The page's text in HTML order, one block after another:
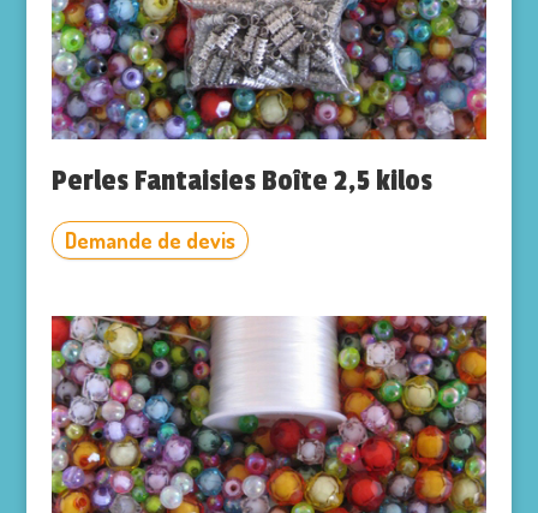
Perles Fantaisies Boîte 2,5 kilos
Demande de devis